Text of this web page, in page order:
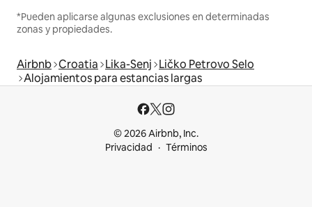
*Pueden aplicarse algunas exclusiones en determinadas
zonas y propiedades.
Airbnb Croatia Lika-Senj Ličko Petrovo Selo
Alojamientos para estancias largas
© 2026 Airbnb, Inc.
Privacidad
Términos